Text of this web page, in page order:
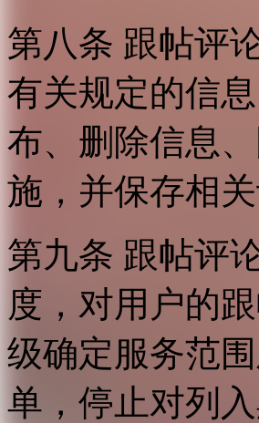
第八条 跟帖评
有关规定的信
布、删除信息
施，并保存相关
第九条 跟帖评
度，对用户的
级确定服务范
单，停止对列